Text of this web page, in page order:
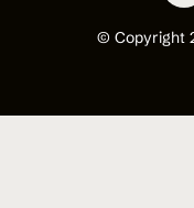
© Copyright